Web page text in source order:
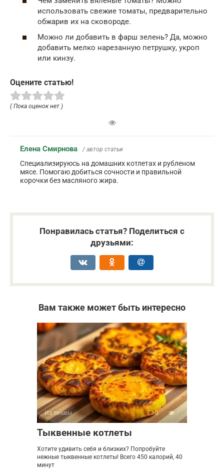
использовать свежие томаты, предварительно
обжарив их на сковороде.
Можно ли добавить в фарш зелень? Да, можно
добавить мелко нарезанную петрушку, укроп
или кинзу.
Оцените статью!
( Пока оценок нет )
Елена Смирнова / автор статьи
Специализируюсь на домашних котлетах и рубленом
мясе. Помогаю добиться сочности и правильной
корочки без масляного жира.
Понравилась статья? Поделиться с
друзьями:
Вам также может быть интересно
Из тыквы 0
Тыквенные котлеты
Хотите удивить себя и близких? Попробуйте
нежные тыквенные котлеты! Всего 450 калорий, 40
минут